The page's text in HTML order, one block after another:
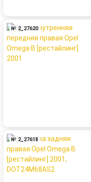
№ 2_27620
№ 2_27618